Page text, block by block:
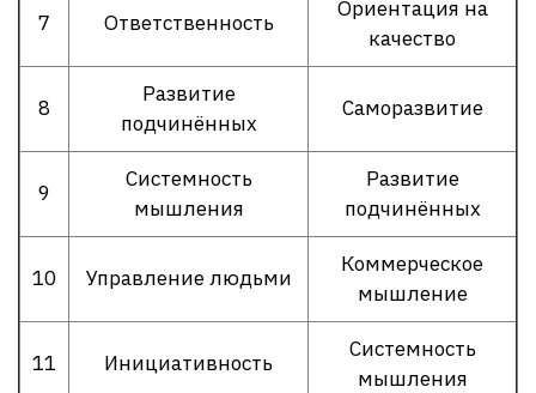
7 Ответственность
Ориентация на
качество
8
Развитие
подчинённых
Саморазвитие
9
Системность
мышления
Развитие
подчинённых
10 Управление людьми
Коммерческое
мышление
11 Инициативность
Системность
мышления